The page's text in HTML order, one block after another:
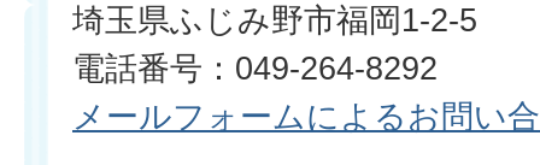
埼玉県ふじみ野市福岡1-2-5
電話番号：049-264-8292
メールフォームによるお問い